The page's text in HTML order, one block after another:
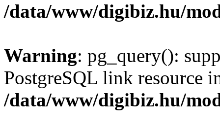
/data/www/digibiz.hu/
Warning: pg_query():
PostgreSQL link resource
/data/www/digibiz.hu/